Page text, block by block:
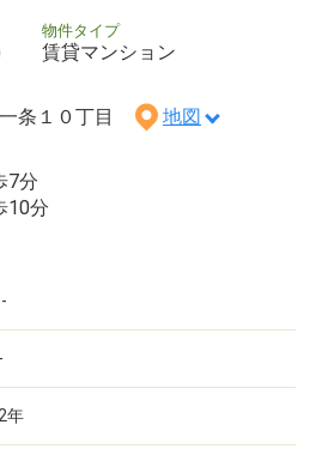
物件タイプ
賃貸マンション
条１０丁目 地図
7分
10分
-
-
2年